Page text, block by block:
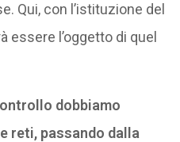
Qui, con l’istituzione del
essere l’oggetto di quel
dobbiamo
reti, passando dalla